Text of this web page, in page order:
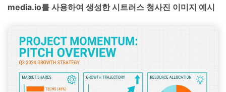
media.io를 사용하여 생성한 시트러스 청사진 이미지 예시